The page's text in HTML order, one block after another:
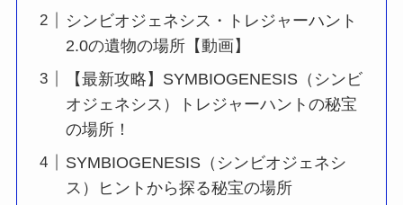
シンビオジェネシス・トレジャーハント
2.0の遺物の場所【動画】
【最新攻略】SYMBIOGENESIS（シンビ
オジェネシス）トレジャーハントの秘宝
の場所！
SYMBIOGENESIS（シンビオジェネシ
ス）ヒントから探る秘宝の場所